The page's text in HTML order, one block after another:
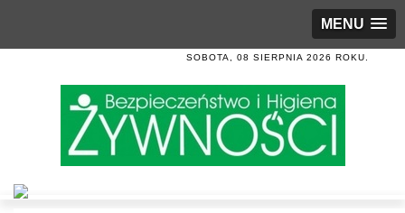
MENU
SOBOTA, 08 SIERPNIA 2026 ROKU.